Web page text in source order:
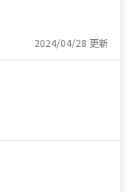
2024/04/28 更新